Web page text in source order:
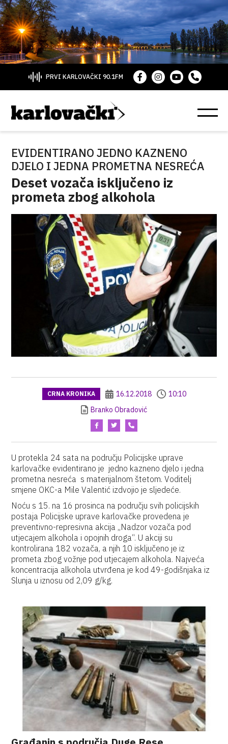
PRVI KARLOVAČKI 90.1FM
EVIDENTIRANO JEDNO KAZNENO
DJELO I JEDNA PROMETNA NESREĆA
Deset vozača isključeno iz
prometa zbog alkohola
CRNA KRONIKA 16.12.2018
10:10
Branko Obradović
U protekla 24 sata na području Policijske uprave
karlovačke evidentirano je jedno kazneno djelo i jedna
prometna nesreća s materijalnom štetom. Voditelj
smjene OKC-a Mile Valentić izdvojio je sljedeće.
Noću s 15. na 16 prosinca na području svih policijskih
postaja Policijske uprave karlovačke provedena je
preventivno-represivna akcija „Nadzor vozača pod
utjecajem alkohola i opojnih droga“. U akciji su
kontrolirana 182 vozača, a njih 10 isključeno je iz
prometa zbog vožnje pod utjecajem alkohola. Najveća
koncentracija alkohola utvrđena je kod 49-godišnjaka iz
Slunja u iznosu od 2,09 g/kg.